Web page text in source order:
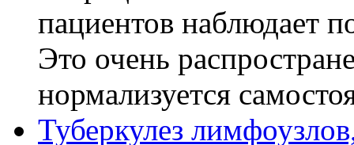
пациентов наблюдает
Это очень
нормализуется
Туберкулез